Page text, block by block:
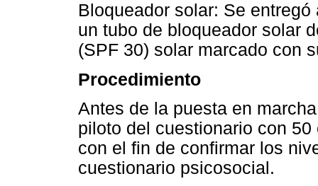
Bloqueador solar: Se
un tubo de bloqueador solar
(SPF 30) solar marcado con
Procedimiento
Antes de la puesta en
piloto del cuestionario con
con el fin de confirmar los
cuestionario psicosocial.